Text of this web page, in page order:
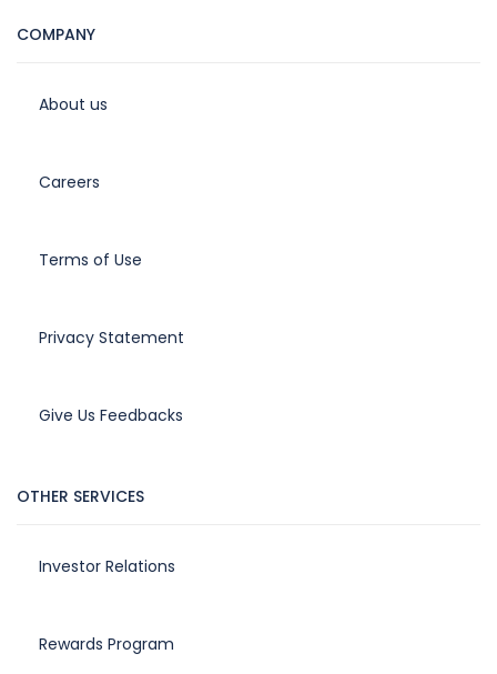
COMPANY
About us
Careers
Terms of Use
Privacy Statement
Give Us Feedbacks
OTHER SERVICES
Investor Relations
Rewards Program